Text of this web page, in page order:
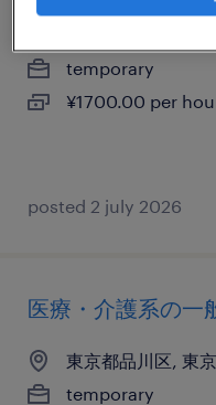
temporary
¥1700.00 per
posted 2 july 2026
医療・介護系の一
東京都品川区, 東
temporary